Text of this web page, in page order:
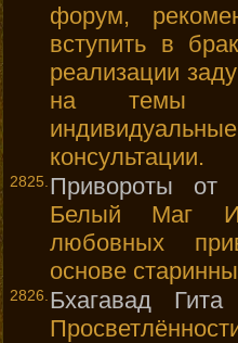
форум,
вступить в
реализации
на темы
консультации.
2825. Привороты от
Белый Маг
любовных
основе
2826. Бхагавад